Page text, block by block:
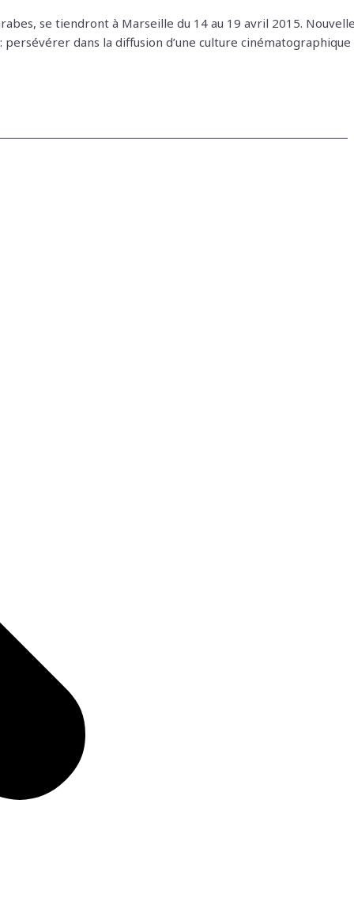
se tiendront à Marseille du 14 au 19 avril 2015.
dans la diffusion d’une culture cinématographique